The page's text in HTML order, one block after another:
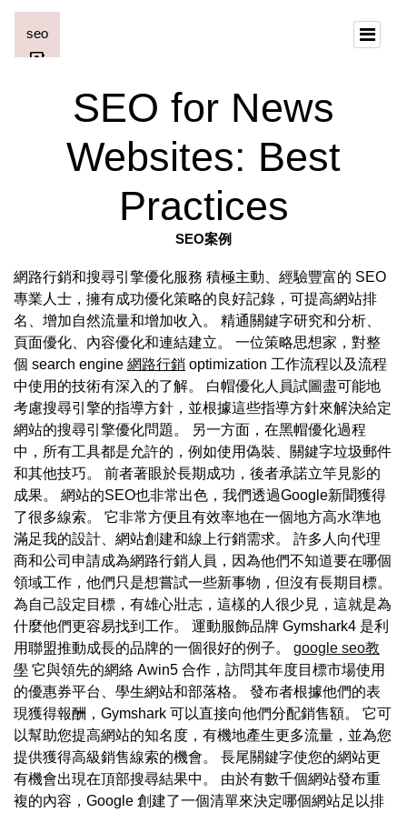
SEO for News
Websites: Best
Practices
SEO案例
網路行銷和搜尋引擎優化服務 積極主動、經驗豐富的 SEO
專業人士，擁有成功優化策略的良好記錄，可提高網站排
名、增加自然流量和增加收入。 精通關鍵字研究和分析、
頁面優化、內容優化和連結建立。 一位策略思想家，對整
個 search engine 網路行銷 optimization 工作流程以及流程
中使用的技術有深入的了解。 白帽優化人員試圖盡可能地
考慮搜尋引擎的指導方針，並根據這些指導方針來解決給定
網站的搜尋引擎優化問題。 另一方面，在黑帽優化過程
中，所有工具都是允許的，例如使用偽裝、關鍵字垃圾郵件
和其他技巧。 前者著眼於長期成功，後者承諾立竿見影的
成果。 網站的SEO也非常出色，我們透過Google新聞獲得
了很多線索。 它非常方便且有效率地在一個地方高水準地
滿足我的設計、網站創建和線上行銷需求。 許多人向代理
商和公司申請成為網路行銷人員，因為他們不知道要在哪個
領域工作，他們只是想嘗試一些新事物，但沒有長期目標。
為自己設定目標，有雄心壯志，這樣的人很少見，這就是為
什麼他們更容易找到工作。 運動服飾品牌 Gymshark4 是利
用聯盟推動成長的品牌的一個很好的例子。 google seo教
學 它與領先的網絡 Awin5 合作，訪問其年度目標市場使用
的優惠券平台、學生網站和部落格。 發布者根據他們的表
現獲得報酬，Gymshark 可以直接向他們分配銷售額。 它可
以幫助您提高網站的知名度，有機地產生更多流量，並為您
提供獲得高級銷售線索的機會。 長尾關鍵字使您的網站更
有機會出現在頂部搜尋結果中。 由於有數千個網站發布重
複的內容，Google 創建了一個清單來決定哪個網站足以排